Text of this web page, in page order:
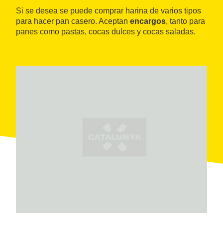
Si se desea se puede comprar harina de varios tipos
para hacer pan casero. Aceptan encargos, tanto para
panes como pastas, cocas dulces y cocas saladas.